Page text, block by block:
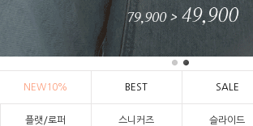
NEW10% BEST SALE
플랫/로퍼 스니커즈 슬라이드